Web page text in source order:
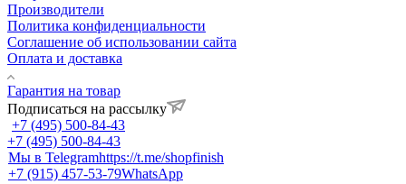
Производители
Политика конфиденциальности
Соглашение об использовании сайта
Оплата и доставка
Гарантия на товар
Подписаться на рассылку
+7 (495) 500-84-43
+7 (495) 500-84-43
Мы в Telegramhttps://t.me/shopfinish
+7 (915) 457-53-79WhatsApp